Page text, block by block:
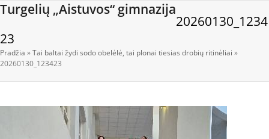
Skip
content
Turgelių „Aistuvos“ gimnazija
Open
menu
Close
menu
20260130_1234
23
Pradžia »Tai baltai žydi sodo obelėlė, tai plonai tiesias drobių ritinėliai »
20260130_123423